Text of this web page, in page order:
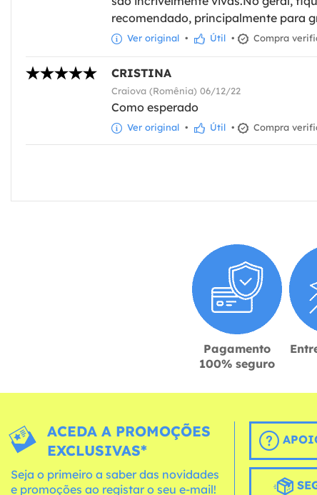
recomendado, principalmente para
Ver original • Útil • Compra
CRISTINA
Craiova (Romênia) 06/12/22
Como esperado
Ver original • Útil • Compra
Pagamento
100% seguro
ACEDA A PROMOÇÕES
EXCLUSIVAS*
Seja o primeiro a saber das novidades
e promoções ao registar o seu e-mail!